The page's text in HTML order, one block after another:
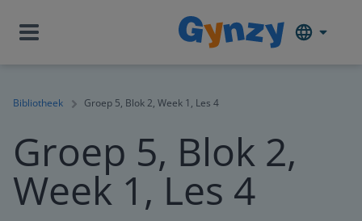
Bibliotheek Groep 5, Blok 2, Week 1, Les 4
Groep 5, Blok 2,
Week 1, Les 4